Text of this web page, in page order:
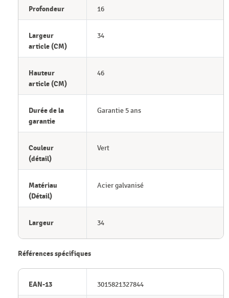
Profondeur 16
Largeur
article (CM)
34
Hauteur
article (CM)
46
Durée de la
garantie
Garantie 5 ans
Couleur
(détail)
Vert
Matériau
(Détail)
Acier galvanisé
Largeur 34
Références spécifiques
EAN-13 3015821327844